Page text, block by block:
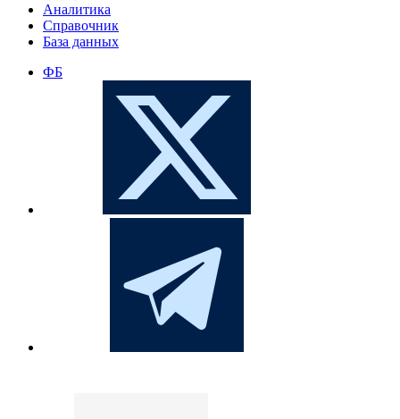
Аналитика
Справочник
База данных
ФБ